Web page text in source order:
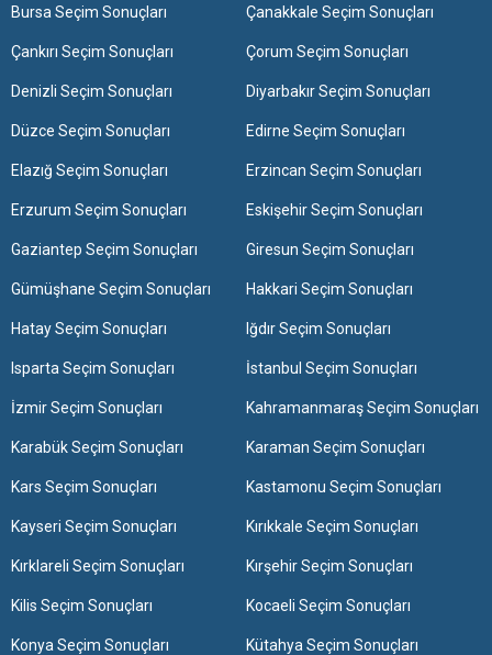
Bursa Seçim Sonuçları Çanakkale Seçim Sonuçları
Çankırı Seçim Sonuçları Çorum Seçim Sonuçları
Denizli Seçim Sonuçları Diyarbakır Seçim Sonuçları
Düzce Seçim Sonuçları Edirne Seçim Sonuçları
Elazığ Seçim Sonuçları Erzincan Seçim Sonuçları
Erzurum Seçim Sonuçları Eskişehir Seçim Sonuçları
Gaziantep Seçim Sonuçları Giresun Seçim Sonuçları
Gümüşhane Seçim Sonuçları Hakkari Seçim Sonuçları
Hatay Seçim Sonuçları Iğdır Seçim Sonuçları
Isparta Seçim Sonuçları İstanbul Seçim Sonuçları
İzmir Seçim Sonuçları Kahramanmaraş Seçim Sonuçları
Karabük Seçim Sonuçları Karaman Seçim Sonuçları
Kars Seçim Sonuçları Kastamonu Seçim Sonuçları
Kayseri Seçim Sonuçları Kırıkkale Seçim Sonuçları
Kırklareli Seçim Sonuçları Kırşehir Seçim Sonuçları
Kilis Seçim Sonuçları Kocaeli Seçim Sonuçları
Konya Seçim Sonuçları Kütahya Seçim Sonuçları